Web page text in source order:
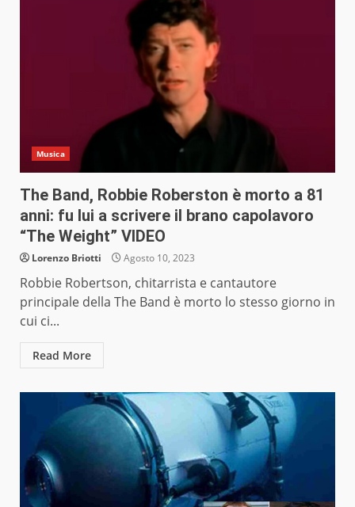
Musica
The Band, Robbie Roberston è morto a 81
anni: fu lui a scrivere il brano capolavoro
“The Weight” VIDEO
Lorenzo Briotti Agosto 10, 2023
Robbie Robertson, chitarrista e cantautore
principale della The Band è morto lo stesso giorno in
cui ci...
Read More